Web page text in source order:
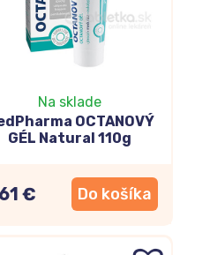
Na sklade
OCTANOVÝ
GÉL Natural 110g
€ Do košíka